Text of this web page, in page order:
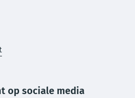
op sociale media